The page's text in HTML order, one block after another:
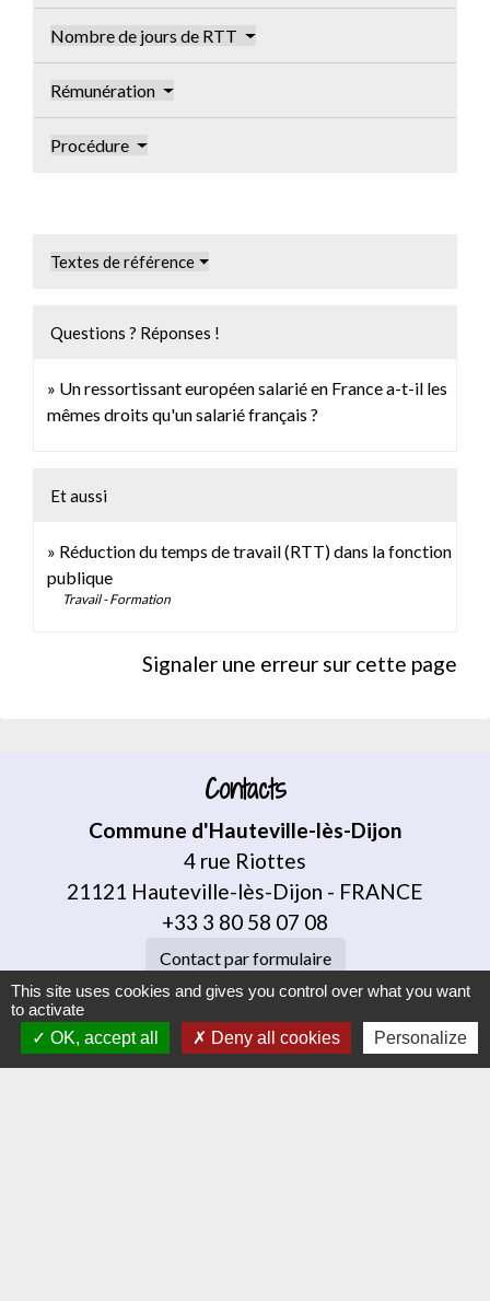
Nombre de jours de RTT
Rémunération
Procédure
Textes de référence
Questions ? Réponses !
Un ressortissant européen salarié en France a-t-il les
mêmes droits qu'un salarié français ?
Et aussi
Réduction du temps de travail (RTT) dans la fonction
publique
Travail - Formation
Signaler une erreur sur cette page
Contacts
Commune d'Hauteville-lès-Dijon
4 rue Riottes
21121 Hauteville-lès-Dijon - FRANCE
+33 3 80 58 07 08
Contact par formulaire
Liens
This site uses cookies and gives you control over what you want
to activate
OK, accept all
Deny all cookies Personalize